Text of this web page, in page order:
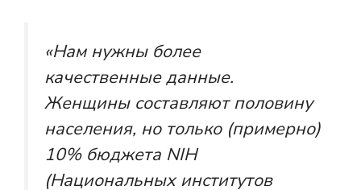
«Нам нужны более
качественные данные.
Женщины составляют половину
населения, но только (примерно)
10% бюджета NIH
(Национальных институтов